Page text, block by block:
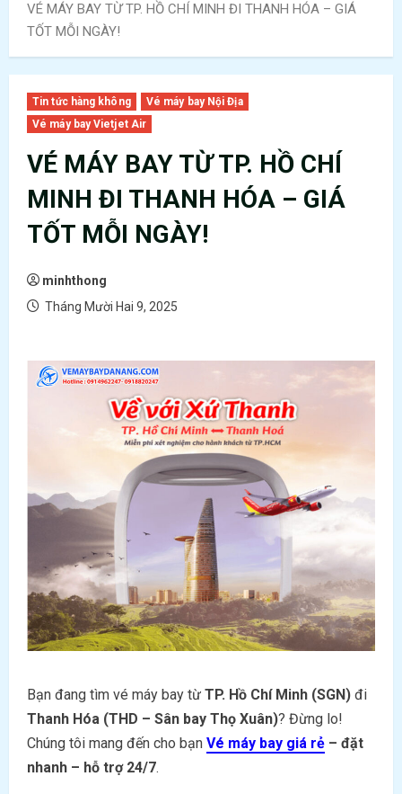
VÉ MÁY BAY TỪ TP. HỒ CHÍ MINH ĐI THANH HÓA – GIÁ
TỐT MỖI NGÀY!
Tin tức hàng không
Vé máy bay Nội Địa
Vé máy bay Vietjet Air
VÉ MÁY BAY TỪ TP. HỒ CHÍ
MINH ĐI THANH HÓA – GIÁ
TỐT MỖI NGÀY!
minhthong
Tháng Mười Hai 9, 2025
Bạn đang tìm vé máy bay từ TP. Hồ Chí Minh (SGN) đi
Thanh Hóa (THD – Sân bay Thọ Xuân)? Đừng lo!
Chúng tôi mang đến cho bạn Vé máy bay giá rẻ – đặt
nhanh – hỗ trợ 24/7.